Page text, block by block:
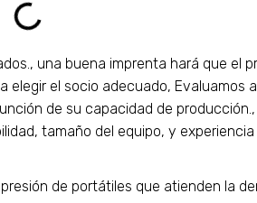
una buena imprenta hará que el
elegir el socio adecuado, Evaluamos
de su capacidad de
tamaño del equipo, y
de portátiles que atienden la